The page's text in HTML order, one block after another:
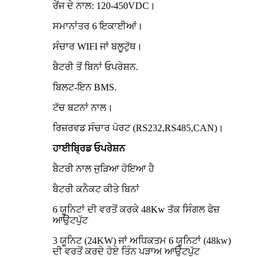
ਰੇਂਜ ਦੇ ਨਾਲ: 120-450VDC।
ਸਮਾਨਾਂਤਰ 6 ਇਕਾਈਆਂ।
ਸੰਚਾਰ WIFI ਜਾਂ ਬਲੂਟੁੱਥ।
ਬੈਟਰੀ ਤੋਂ ਬਿਨਾਂ ਓਪਰੇਸ਼ਨ.
ਬਿਲਟ-ਇਨ BMS.
ਟੱਚ ਬਟਨਾਂ ਨਾਲ।
ਰਿਜ਼ਰਵਡ ਸੰਚਾਰ ਪੋਰਟ (RS232,RS485,CAN)।
ਹਾਈਬ੍ਰਿਡ ਓਪਰੇਸ਼ਨ
ਬੈਟਰੀ ਨਾਲ ਜੁੜਿਆ ਹੋਇਆ ਹੈ
ਬੈਟਰੀ ਕਨੈਕਟ ਕੀਤੇ ਬਿਨਾਂ
6 ਯੂਨਿਟਾਂ ਦੀ ਵਰਤੋਂ ਕਰਕੇ 48Kw ਤੱਕ ਸਿੰਗਲ ਫੇਜ਼
ਆਉਟਪੁੱਟ
3 ਯੂਨਿਟ (24KW) ਜਾਂ ਅਧਿਕਤਮ 6 ਯੂਨਿਟਾਂ (48kw)
ਦੀ ਵਰਤੋਂ ਕਰਦੇ ਹੋਏ ਤਿੰਨ ਪੜਾਅ ਆਉਟਪੁੱਟ